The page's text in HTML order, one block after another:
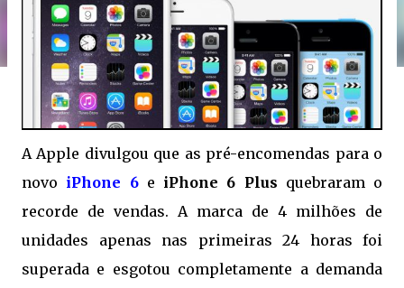
A Apple divulgou que as pré-encomendas para o
novo iPhone 6e iPhone 6 Plus quebraram o
recorde de vendas. A marca de 4 milhões de
unidades apenas nas primeiras 24 horas foi
superada e esgotou completamente a demanda